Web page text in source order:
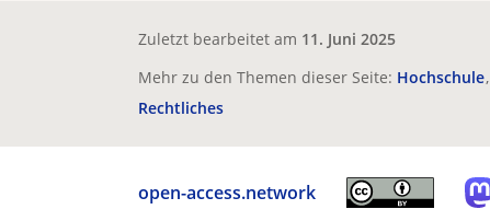
Zuletzt bearbeitet am 11. Juni 2025
Mehr zu den Themen dieser Seite: Hochschule
Rechtliches
open-access.network